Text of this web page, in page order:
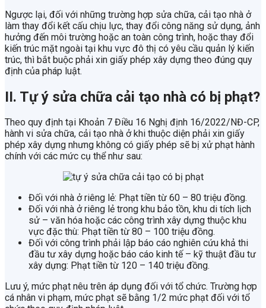
Ngược lại, đối với những trường hợp sửa chữa, cải tạo nhà ở
làm thay đổi kết cấu chịu lực, thay đổi công năng sử dụng, ảnh
hưởng đến môi trường hoặc an toàn công trình, hoặc thay đổi
kiến trúc mặt ngoài tại khu vực đô thị có yêu cầu quản lý kiến
trúc, thì bắt buộc phải xin giấy phép xây dựng theo đúng quy
định của pháp luật.
II. Tự ý sửa chữa cải tạo nhà có bị phạt?
Theo quy định tại Khoản 7 Điều 16 Nghị định 16/2022/NĐ-CP,
hành vi sửa chữa, cải tạo nhà ở khi thuộc diện phải xin giấy
phép xây dựng nhưng không có giấy phép sẽ bị xử phạt hành
chính với các mức cụ thể như sau:
Đối với nhà ở riêng lẻ: Phạt tiền từ 60 – 80 triệu đồng.
Đối với nhà ở riêng lẻ trong khu bảo tồn, khu di tích lịch
sử – văn hóa hoặc các công trình xây dựng thuộc khu
vực đặc thù: Phạt tiền từ 80 – 100 triệu đồng.
Đối với công trình phải lập báo cáo nghiên cứu khả thi
đầu tư xây dựng hoặc báo cáo kinh tế – kỹ thuật đầu tư
xây dựng: Phạt tiền từ 120 – 140 triệu đồng.
Lưu ý, mức phạt nêu trên áp dụng đối với tổ chức. Trường hợp
cá nhân vi phạm, mức phạt sẽ bằng 1/2 mức phạt đối với tổ